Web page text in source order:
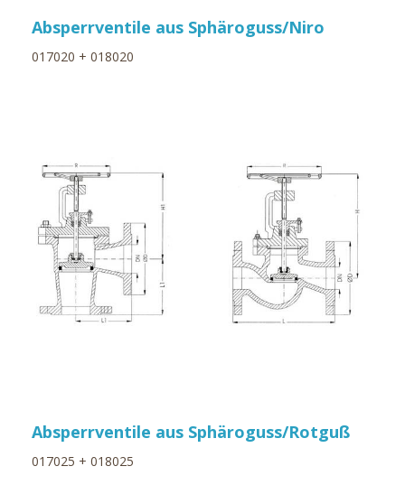
Absperrventile aus Sphäroguss/Niro
017020 + 018020
Absperrventile aus Sphäroguss/Rotguß
017025 + 018025